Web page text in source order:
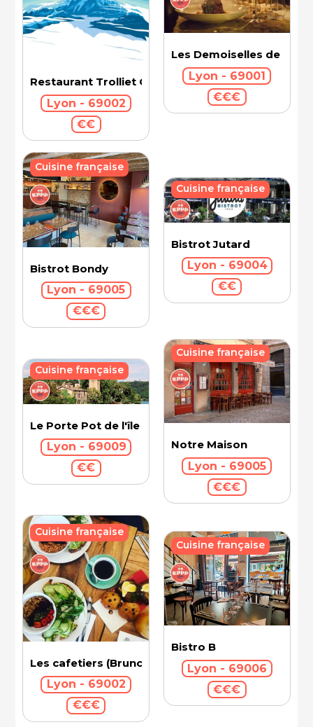
Restaurant Trolliet Grand Hotel Dieu
Lyon - 69002
€€
Les Demoiselles de
Lyon - 69001
€€€
Bistrot Bondy
Lyon - 69005
€€€
Cuisine française
Bistrot Jutard
Lyon - 69004
€€
Cuisine française
Le Porte Pot de l'île Barbe
Lyon - 69009
€€
Cuisine française
Notre Maison
Lyon - 69005
€€€
Cuisine française
Les cafetiers (Brunch)
Lyon - 69002
€€€
Cuisine française
Bistro B
Lyon - 69006
€€€
Cuisine française